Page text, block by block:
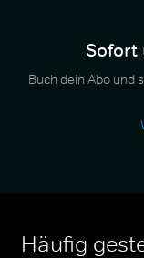
Sofort
Buch dein Abo und
Häufig